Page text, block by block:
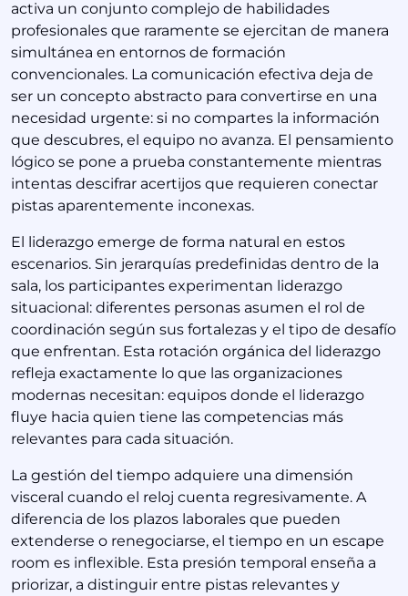
activa un conjunto complejo de habilidades
profesionales que raramente se ejercitan de manera
simultánea en entornos de formación
convencionales. La comunicación efectiva deja de
ser un concepto abstracto para convertirse en una
necesidad urgente: si no compartes la información
que descubres, el equipo no avanza. El pensamiento
lógico se pone a prueba constantemente mientras
intentas descifrar acertijos que requieren conectar
pistas aparentemente inconexas.
El liderazgo emerge de forma natural en estos
escenarios. Sin jerarquías predefinidas dentro de la
sala, los participantes experimentan liderazgo
situacional: diferentes personas asumen el rol de
coordinación según sus fortalezas y el tipo de desafío
que enfrentan. Esta rotación orgánica del liderazgo
refleja exactamente lo que las organizaciones
modernas necesitan: equipos donde el liderazgo
fluye hacia quien tiene las competencias más
relevantes para cada situación.
La gestión del tiempo adquiere una dimensión
visceral cuando el reloj cuenta regresivamente. A
diferencia de los plazos laborales que pueden
extenderse o renegociarse, el tiempo en un escape
room es inflexible. Esta presión temporal enseña a
priorizar, a distinguir entre pistas relevantes y